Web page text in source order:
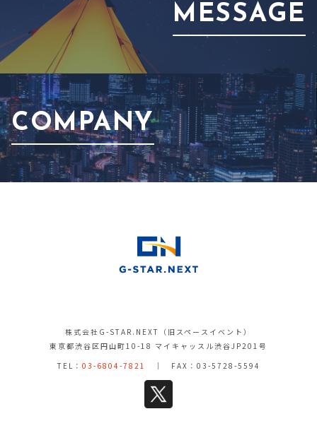
MESSAGE
COMPANY
株式会社G-STAR.NEXT（旧スペースイベント）
東京都渋谷区円山町10-18 マイキャッスル渋谷JP201号
TEL： 03-6804-7821 ｜ FAX：03-5728-5594